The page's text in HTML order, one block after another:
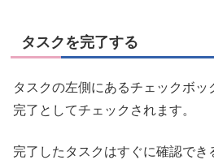
タスクを完了する
タスクの左側にあるチェックボッ
完了としてチェックされます。
完了したタスクはすぐに確認でき